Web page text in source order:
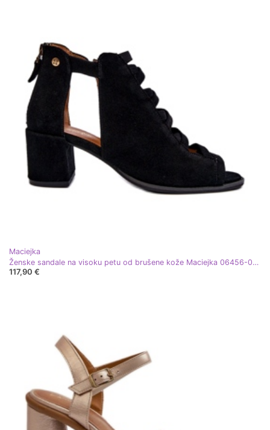
Maciejka
Ženske sandale na visoku petu od brušene kože Maciejka 06456-01 crne crna
117,90 €